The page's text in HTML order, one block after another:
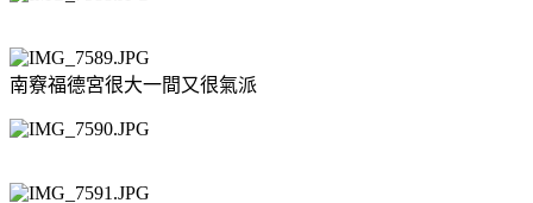
南竂福德宮很大一間又很氣派